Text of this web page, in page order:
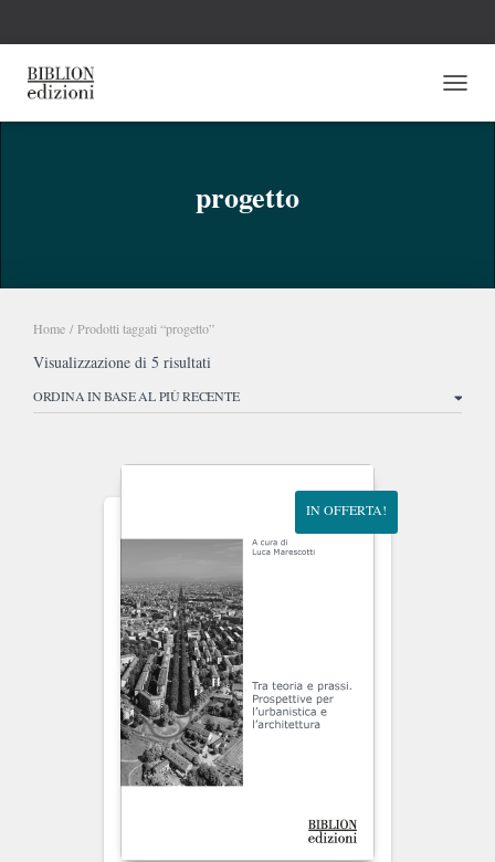
progetto
Home / Prodotti taggati “progetto”
Visualizzazione di 5 risultati
base
IN OFFERTA!